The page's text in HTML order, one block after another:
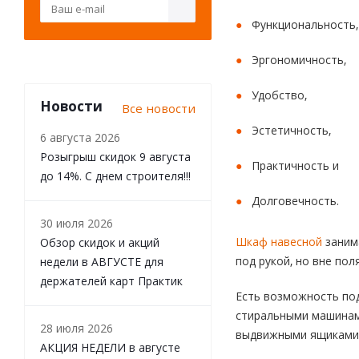
Функциональность,
Эргономичность,
Удобство,
Эстетичность,
Практичность и
Долговечность.
Шкаф навесной
под рукой, но вне
Есть возможность
стиральными
выдвижными ящиками
Новости Все новости
6 августа 2026
Розыгрыш скидок 9 августа
до 14%. С днем строителя!!!
30 июля 2026
Обзор скидок и акций
недели в АВГУСТЕ для
держателей карт Практик
28 июля 2026
АКЦИЯ НЕДЕЛИ в августе